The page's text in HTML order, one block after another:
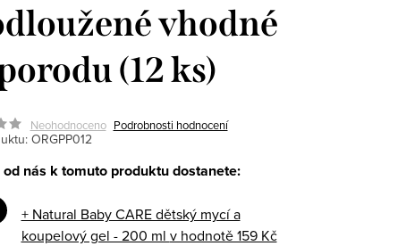
vhodné
(12 ks)
Neohodnoceno Podrobnosti hodnocení
ORGPP012
nás k tomuto produktu dostanete:
+ Natural Baby CARE dětský mycí a
koupelový gel - 200 ml v hodnotě 159 Kč